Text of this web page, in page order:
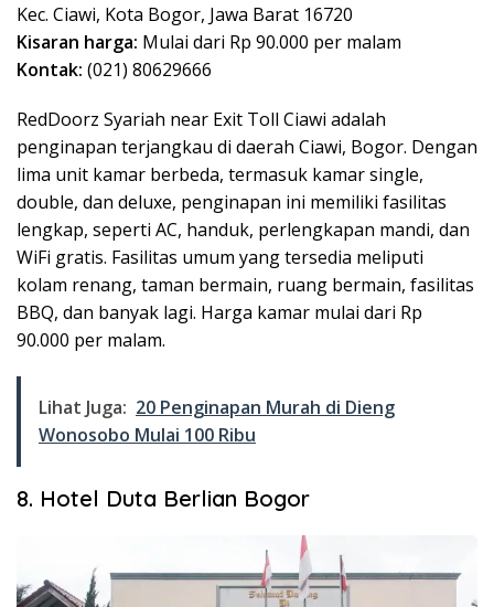
Kec. Ciawi, Kota Bogor, Jawa Barat 16720
Kisaran harga: Mulai dari Rp 90.000 per malam
Kontak: (021) 80629666
RedDoorz Syariah near Exit Toll Ciawi adalah
penginapan terjangkau di daerah Ciawi, Bogor. Dengan
lima unit kamar berbeda, termasuk kamar single,
double, dan deluxe, penginapan ini memiliki fasilitas
lengkap, seperti AC, handuk, perlengkapan mandi, dan
WiFi gratis. Fasilitas umum yang tersedia meliputi
kolam renang, taman bermain, ruang bermain, fasilitas
BBQ, dan banyak lagi. Harga kamar mulai dari Rp
90.000 per malam.
Lihat Juga: 20 Penginapan Murah di Dieng
Wonosobo Mulai 100 Ribu
8. Hotel Duta Berlian Bogor